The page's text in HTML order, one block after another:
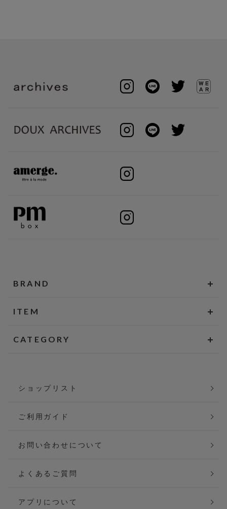
BRAND
ITEM
CATEGORY
ショップリスト
ご利用ガイド
お問い合わせについて
よくあるご質問
アプリについて